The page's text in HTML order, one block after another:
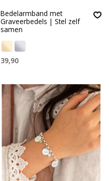
Bedelarmband met
Graveerbedels | Stel zelf
samen
39,90